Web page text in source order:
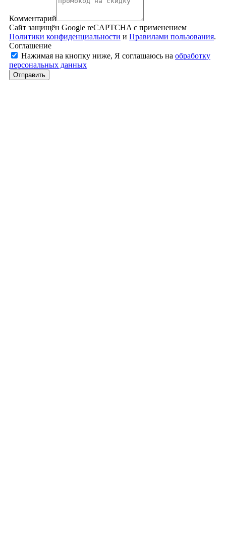
Комментарий
Сайт защищён Google reCAPTCHA с применением
Политики конфиденциальности и Правилами пользования.
Соглашение
Нажимая на кнопку ниже, Я соглашаюсь на обработку
персональных данных
Отправить